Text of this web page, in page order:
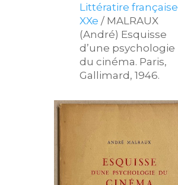
Littératire française
XXe / MALRAUX
(André) Esquisse
d’une psychologie
du cinéma. Paris,
Gallimard, 1946.